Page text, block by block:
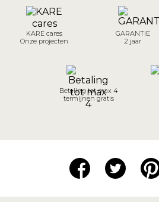
KARE cares
Onze projecten
GARANTIE
2 jaar
Betaling tot max 4
termijnen gratis